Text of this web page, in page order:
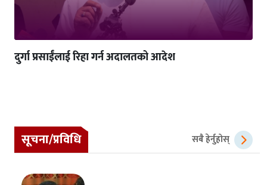
दुर्गा प्रसाईंलाई रिहा गर्न अदालतको आदेश
सूचना/प्रविधि सबै हेर्नुहोस्